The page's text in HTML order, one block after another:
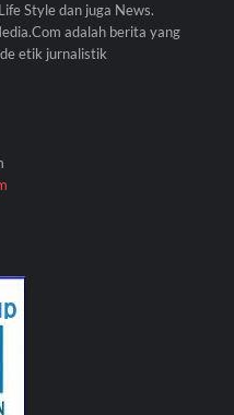
Style dan juga News.
adalah berita yang
etik jurnalistik